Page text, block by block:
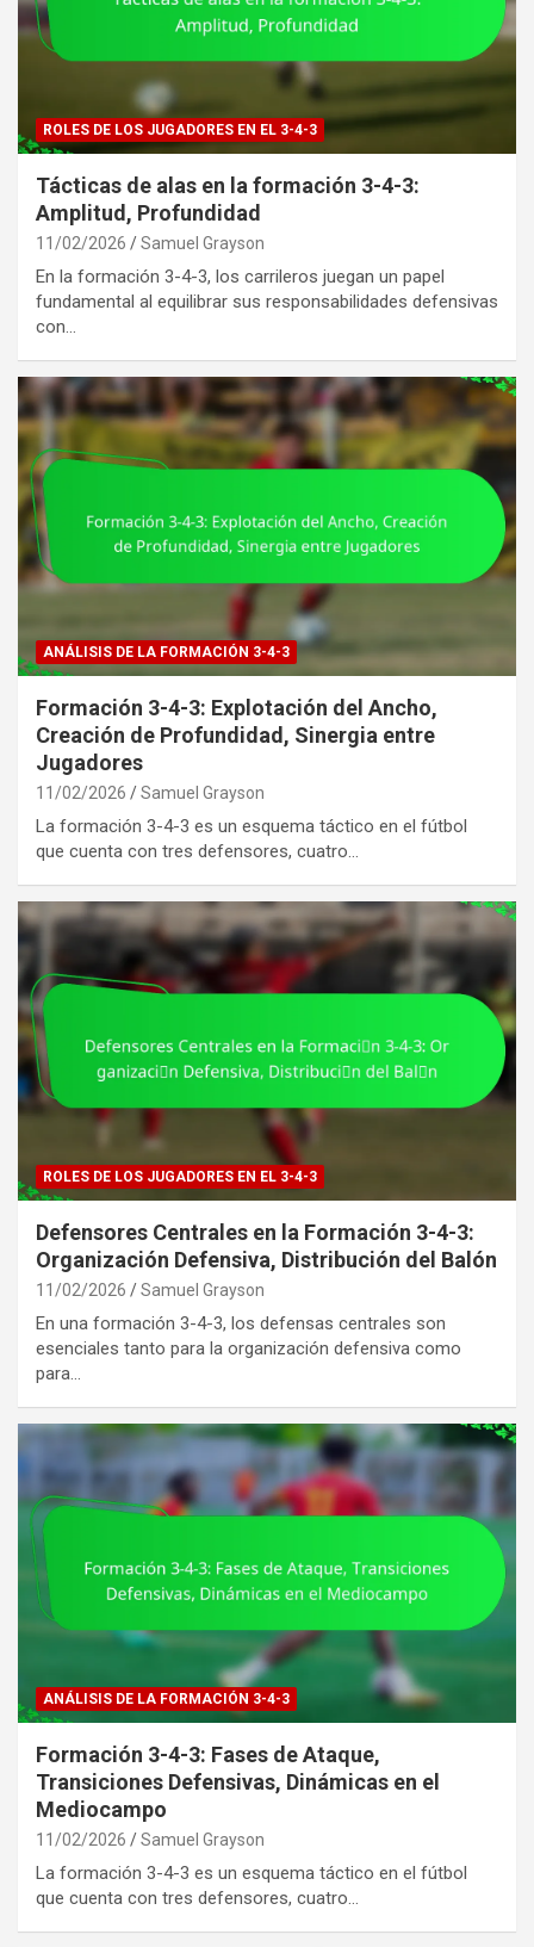
ROLES DE LOS JUGADORES EN EL 3-4-3
Tácticas de alas en la formación 3-4-3:
Amplitud, Profundidad
11/02/2026 Samuel Grayson
En la formación 3-4-3, los carrileros juegan un papel
fundamental al equilibrar sus responsabilidades defensivas
con…
ANÁLISIS DE LA FORMACIÓN 3-4-3
Formación 3-4-3: Explotación del Ancho,
Creación de Profundidad, Sinergia entre
Jugadores
11/02/2026 Samuel Grayson
La formación 3-4-3 es un esquema táctico en el fútbol
que cuenta con tres defensores, cuatro…
ROLES DE LOS JUGADORES EN EL 3-4-3
Defensores Centrales en la Formación 3-4-3:
Organización Defensiva, Distribución del Balón
11/02/2026 Samuel Grayson
En una formación 3-4-3, los defensas centrales son
esenciales tanto para la organización defensiva como
para…
ANÁLISIS DE LA FORMACIÓN 3-4-3
Formación 3-4-3: Fases de Ataque,
Transiciones Defensivas, Dinámicas en el
Mediocampo
11/02/2026 Samuel Grayson
La formación 3-4-3 es un esquema táctico en el fútbol
que cuenta con tres defensores, cuatro…